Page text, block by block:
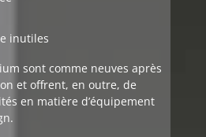
inutiles
sont comme neuves après
et offrent, en outre, de
en matière d’équipement